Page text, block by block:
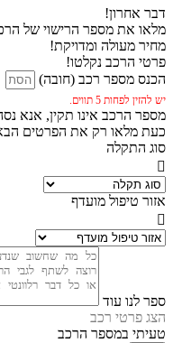
דבר אחרון!
מלאו את מספר הרישוי של
מחיר מעולה ומדויקת!
פרטי הרכב נקלטו!
הכנס מספר רכב (חובה)
יש להזין לפחות 5 תווים.
מספר הרכב אינו תקין, אנא
כעת מלאו רק את הפרטים
סוג התקלה
אזור טיפול מועדף
ספר לנו עוד
הצג פרטי רכב
טעיתי במספר הרכב